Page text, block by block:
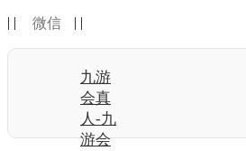
| | 微信 | |
九游
会真
人-九
游会